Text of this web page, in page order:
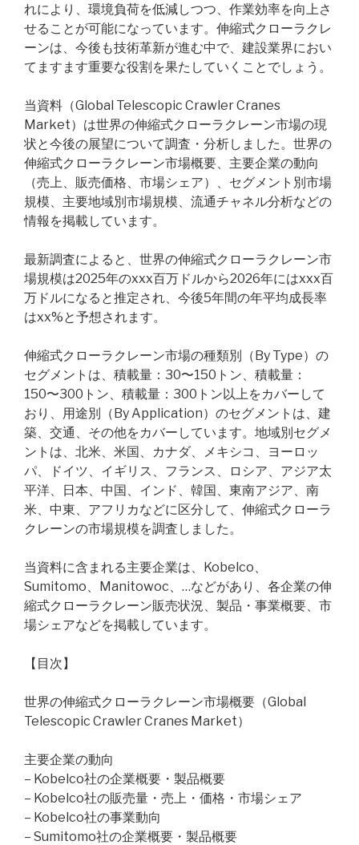
れにより、環境負荷を低減しつつ、作業効率を向上さ
せることが可能になっています。伸縮式クローラクレ
ーンは、今後も技術革新が進む中で、建設業界におい
てますます重要な役割を果たしていくことでしょう。
当資料（Global Telescopic Crawler Cranes
Market）は世界の伸縮式クローラクレーン市場の現
状と今後の展望について調査・分析しました。世界の
伸縮式クローラクレーン市場概要、主要企業の動向
（売上、販売価格、市場シェア）、セグメント別市場
規模、主要地域別市場規模、流通チャネル分析などの
情報を掲載しています。
最新調査によると、世界の伸縮式クローラクレーン市
場規模は2025年のxxx百万ドルから2026年にはxxx百
万ドルになると推定され、今後5年間の年平均成長率
はxx%と予想されます。
伸縮式クローラクレーン市場の種類別（By Type）の
セグメントは、積載量：30〜150トン、積載量：
150〜300トン、積載量：300トン以上をカバーして
おり、用途別（By Application）のセグメントは、建
築、交通、その他をカバーしています。地域別セグメ
ントは、北米、米国、カナダ、メキシコ、ヨーロッ
パ、ドイツ、イギリス、フランス、ロシア、アジア太
平洋、日本、中国、インド、韓国、東南アジア、南
米、中東、アフリカなどに区分して、伸縮式クローラ
クレーンの市場規模を調査しました。
当資料に含まれる主要企業は、Kobelco、
Sumitomo、Manitowoc、…などがあり、各企業の伸
縮式クローラクレーン販売状況、製品・事業概要、市
場シェアなどを掲載しています。
【目次】
世界の伸縮式クローラクレーン市場概要（Global
Telescopic Crawler Cranes Market）
主要企業の動向
– Kobelco社の企業概要・製品概要
– Kobelco社の販売量・売上・価格・市場シェア
– Kobelco社の事業動向
– Sumitomo社の企業概要・製品概要